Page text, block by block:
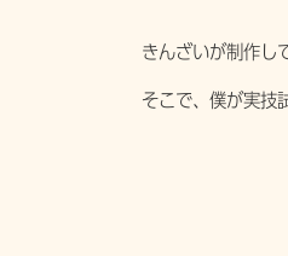
きんざいが制作し
そこで、僕が実技